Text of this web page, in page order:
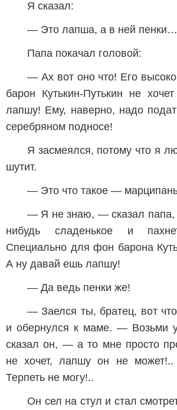
Я сказал:
— Это лапша, а в ней пенки…
Папа покачал головой:
— Ах вот оно что! Его
барон Кутькин-Путькин не
лапшу! Ему, наверно, надо
серебряном подносе!
Я засмеялся, потому что я
шутит.
— Это что такое —
— Я не знаю, — сказал папа,
нибудь сладенькое и
Специально для фон барона
А ну давай ешь лапшу!
— Да ведь пенки же!
— Заелся ты, братец, вот
и обернулся к маме. — Возьми
сказал он, — а то мне просто
не хочет, лапшу он не может!..
Терпеть не могу!..
Он сел на стул и стал